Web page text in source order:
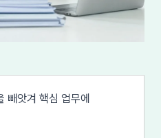
빼앗겨 핵심 업무에